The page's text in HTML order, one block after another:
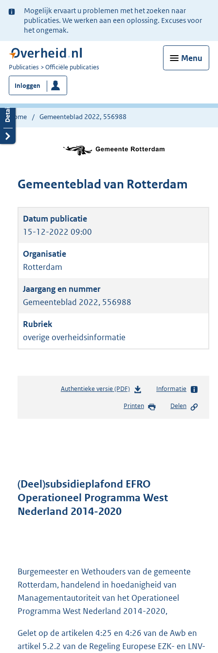
Ter
informatie:
Mogelijk ervaart u problemen met het zoeken naar
publicaties. We werken aan een oplossing. Excuses voor
het ongemak.
Menu
U
bent
nu
hier:
Publicaties Officiële publicaties
Inloggen
Home Gemeenteblad 2022, 556988
Gemeenteblad van Rotterdam
15-12-2022 09:00
Rotterdam
Gemeenteblad 2022, 556988
overige overheidsinformatie
Authentieke versie (PDF)b
s
r
o
1
K
b
Informatie
Printen Delen
(Deel)subsidieplafond EFRO
Operationeel Programma West
Nederland 2014-2020
Burgemeester en Wethouders van de gemeente
Rotterdam, handelend in hoedanigheid van
Managementautoriteit van het Operationeel
Programma West Nederland 2014-2020,
Gelet op de artikelen 4:25 en 4:26 van de Awb en
artikel 5.2.2 van de Regeling Europese EZK- en LNV-